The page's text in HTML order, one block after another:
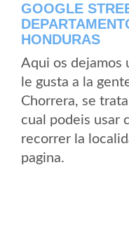
GOOGLE
HONDURAS
Aqui os dejamos
le gusta a la
Chorrera, se
cual podeis usar
recorrer la
pagina.